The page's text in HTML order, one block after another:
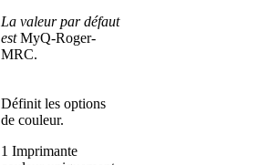
La valeur par défaut
estMyQ-Roger-
MRC.
Définit les options
de couleur.
1 Imprimante